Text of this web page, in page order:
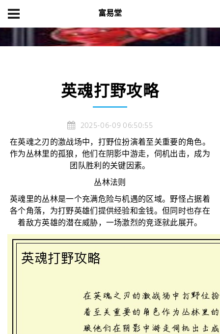
富易堂
英魂打野攻略
2025-06-09 06:50:55
在英魂之刃的激战场中，打野位扮演着至关重要的角色。
作为丛林里的孤狼，他们在阴影中游走，伺机出击，成为
团队胜利的关键因素。
丛林法则
英魂里的丛林是一个充满危险与机遇的区域。野怪占据着
各个角落，为打野英雄们提供经验和金钱。但同时也存在
着敌方英雄的潜在威胁，一场激烈的竞逐就此展开。